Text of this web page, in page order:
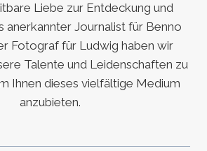
Liebe zur Entdeckung und
anerkannter Journalist für Benno
Fotograf für Ludwig haben wir
Talente und Leidenschaften zu
Ihnen dieses vielfältige Medium
anzubieten.